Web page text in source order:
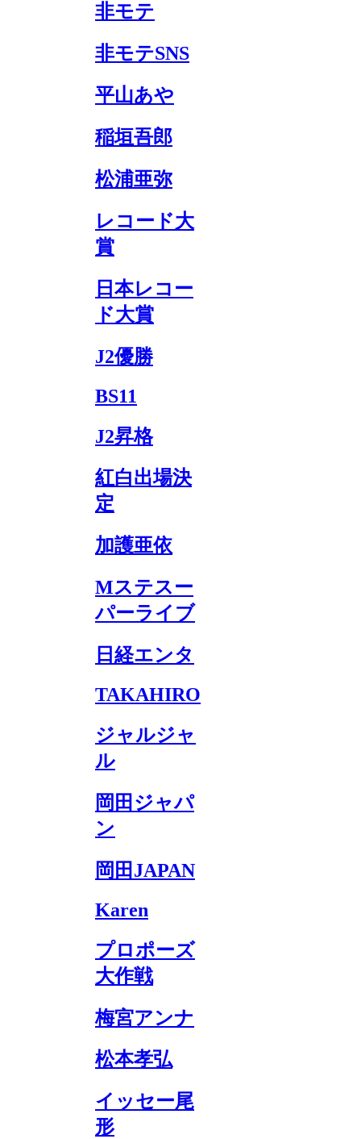
非モテ
非モテSNS
平山あや
稲垣吾郎
松浦亜弥
レコード大
賞
日本レコー
ド大賞
J2優勝
BS11
J2昇格
紅白出場決
定
加護亜依
Mステスー
パーライブ
日経エンタ
TAKAHIRO
ジャルジャ
ル
岡田ジャパ
ン
岡田JAPAN
Karen
プロポーズ
大作戦
梅宮アンナ
松本孝弘
イッセー尾
形